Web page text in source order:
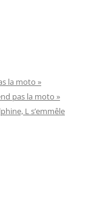
la moto »
pas la moto »
L s’emmêle